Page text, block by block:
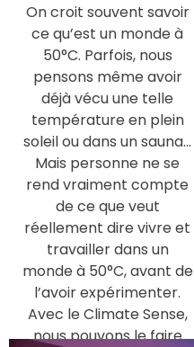
On croit souvent savoir
ce qu’est un monde à
50°C. Parfois, nous
pensons même avoir
déjà vécu une telle
température en plein
soleil ou dans un sauna…
Mais personne ne se
rend vraiment compte
de ce que veut
réellement dire vivre et
travailler dans un
monde à 50°C, avant de
l’avoir expérimenter.
Avec le Climate Sense,
nous pouvons le faire
sans subir les risques
d’une telle situation si